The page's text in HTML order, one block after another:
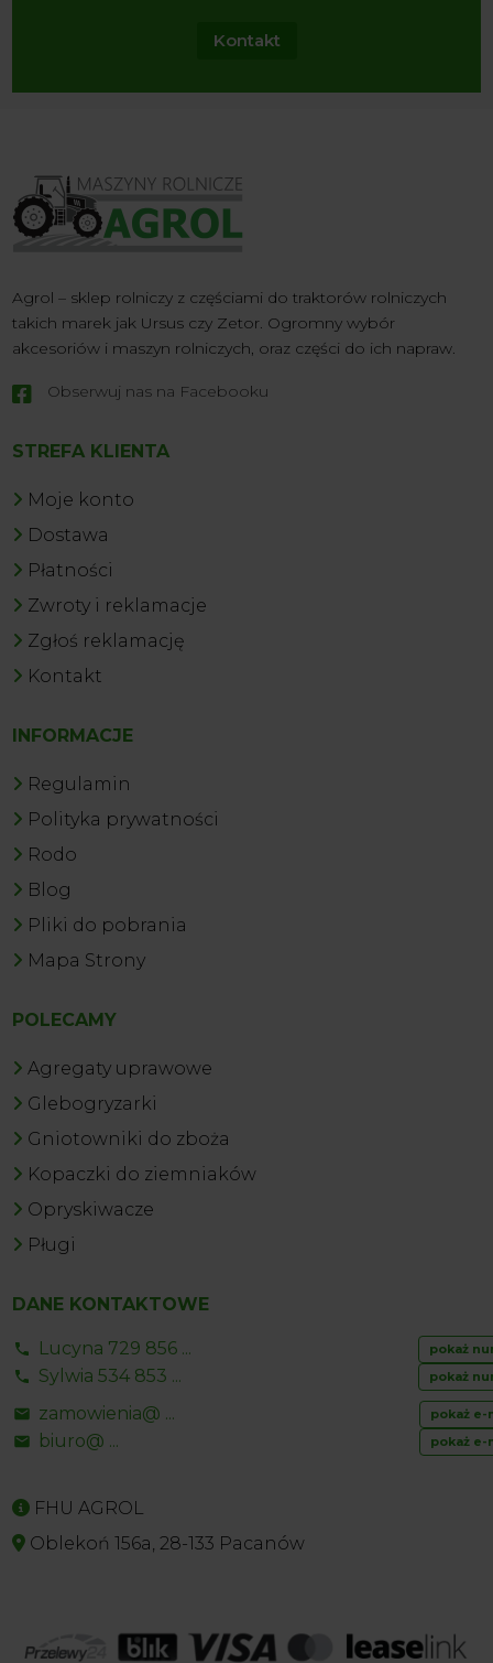
Kontakt
Agrol – sklep rolniczy z częściami do traktorów rolniczych
takich marek jak Ursus czy Zetor. Ogromny wybór
akcesoriów i maszyn rolniczych, oraz części do ich napraw.
 Obserwuj nas na Facebooku
STREFA KLIENTA
Moje konto
Dostawa
Płatności
Zwroty i reklamacje
Zgłoś reklamację
Kontakt
INFORMACJE
Regulamin
Polityka prywatności
Rodo
Blog
Pliki do pobrania
Mapa Strony
POLECAMY
Agregaty uprawowe
Glebogryzarki
Gniotowniki do zboża
Kopaczki do ziemniaków
Opryskiwacze
Pługi
DANE KONTAKTOWE
Lucyna 729 856 ... pokaż
Sylwia 534 853 ... pokaż
zamowienia@ ... pokaż e-
biuro@ ... pokaż e-
FHU AGROL
Oblekoń 156a, 28-133 Pacanów